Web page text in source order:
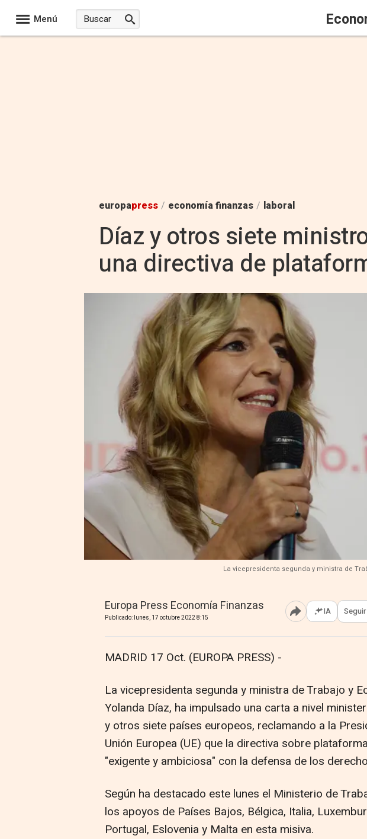
Menú
europapress / economía finanzas / laboral
Díaz y otros siete
una directiva de
La vicepresidenta segunda y ministra de
Europa Press Economía Finanzas
Publicado: lunes, 17 octubre 2022 8:15 Abrir opciones
IA
MADRID 17 Oct. (EUROPA PRESS) -
La vicepresidenta segunda y ministra de Trabajo y
Yolanda Díaz, ha impulsado una carta a nivel
y otros siete países europeos, reclamando a la
Unión Europea (UE) que la directiva sobre
"exigente y ambiciosa" con la defensa de los
Según ha destacado este lunes el Ministerio de
los apoyos de Países Bajos, Bélgica, Italia,
Portugal, Eslovenia y Malta en esta misiva.